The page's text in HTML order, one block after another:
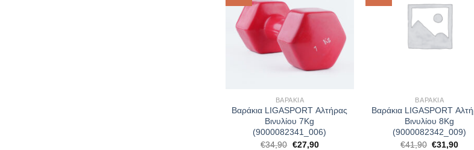
ΒΑΡΆΚΙΑ
Βαράκια LIGASPORT Αλτήρας
Βινυλίου 7Kg
(9000082341_006)
€34,90 Original
€27,90Η
ΒΑΡΆΚΙΑ
Βαράκια LIGASPORT
Βινυλίου 8Kg
(9000082342_009)
€41,90 Original
€31,90Η